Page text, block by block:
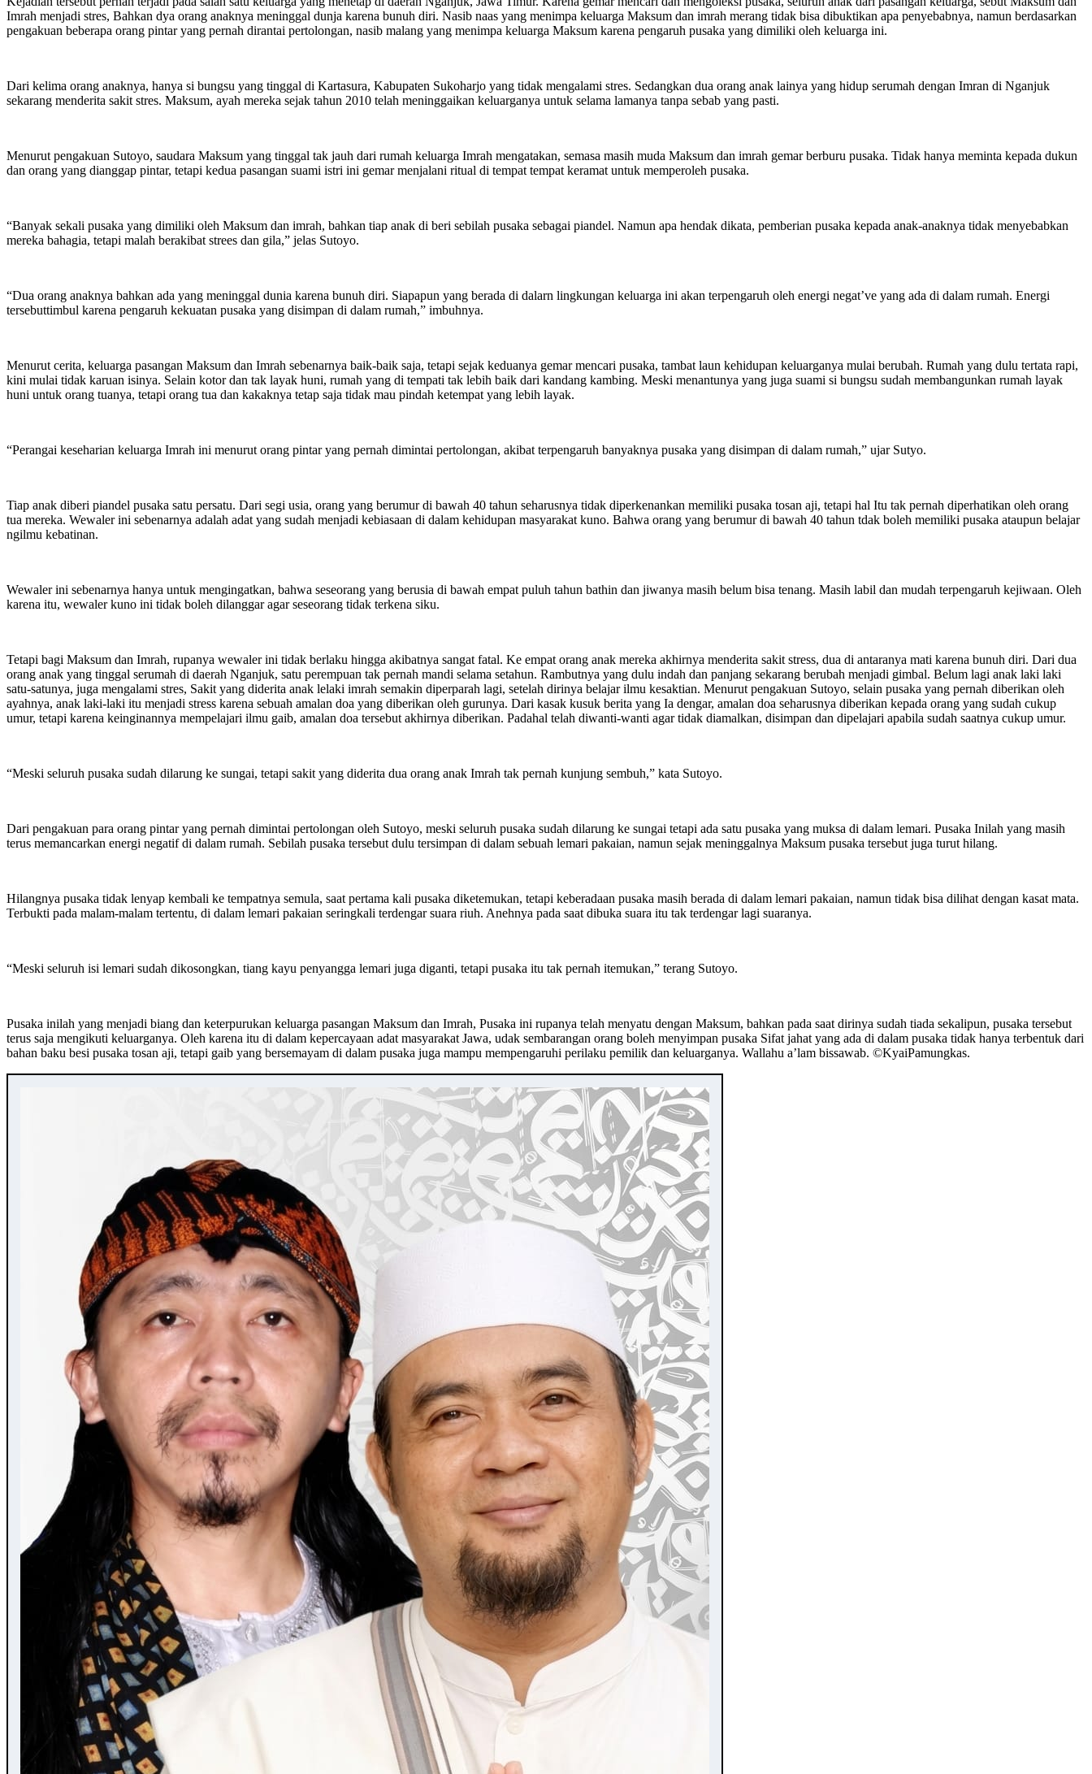
Imrah menjadi stres, Bahkan dya orang anaknya meninggal dunja karena bunuh diri. Nasib naas yang menimpa keluarga Maksum dan imrah merang tidak bisa dibuktikan apa penyebabnya, namun berdasarkan
pengakuan beberapa orang pintar yang pernah dirantai pertolongan, nasib malang yang menimpa keluarga Maksum karena pengaruh pusaka yang dimiliki oleh keluarga ini.
Dari kelima orang anaknya, hanya si bungsu yang tinggal di Kartasura, Kabupaten Sukoharjo yang tidak mengalami stres. Sedangkan dua orang anak lainya yang hidup serumah dengan Imran di Nganjuk
sekarang menderita sakit stres. Maksum, ayah mereka sejak tahun 2010 telah meninggaikan keluarganya untuk selama lamanya tanpa sebab yang pasti.
Menurut pengakuan Sutoyo, saudara Maksum yang tinggal tak jauh dari rumah keluarga Imrah mengatakan, semasa masih muda Maksum dan imrah gemar berburu pusaka. Tidak hanya meminta kepada dukun
dan orang yang dianggap pintar, tetapi kedua pasangan suami istri ini gemar menjalani ritual di tempat tempat keramat untuk memperoleh pusaka.
“Banyak sekali pusaka yang dimiliki oleh Maksum dan imrah, bahkan tiap anak di beri sebilah pusaka sebagai piandel. Namun apa hendak dikata, pemberian pusaka kepada anak-anaknya tidak menyebabkan
mereka bahagia, tetapi malah berakibat strees dan gila,” jelas Sutoyo.
“Dua orang anaknya bahkan ada yang meninggal dunia karena bunuh diri. Siapapun yang berada di dalarn lingkungan keluarga ini akan terpengaruh oleh energi negat’ve yang ada di dalam rumah. Energi
tersebuttimbul karena pengaruh kekuatan pusaka yang disimpan di dalam rumah,” imbuhnya.
Menurut cerita, keluarga pasangan Maksum dan Imrah sebenarnya baik-baik saja, tetapi sejak keduanya gemar mencari pusaka, tambat laun kehidupan keluarganya mulai berubah. Rumah yang dulu tertata rapi,
kini mulai tidak karuan isinya. Selain kotor dan tak layak huni, rumah yang di tempati tak lebih baik dari kandang kambing. Meski menantunya yang juga suami si bungsu sudah membangunkan rumah layak
huni untuk orang tuanya, tetapi orang tua dan kakaknya tetap saja tidak mau pindah ketempat yang lebih layak.
“Perangai keseharian keluarga Imrah ini menurut orang pintar yang pernah dimintai pertolongan, akibat terpengaruh banyaknya pusaka yang disimpan di dalam rumah,” ujar Sutyo.
Tiap anak diberi piandel pusaka satu persatu. Dari segi usia, orang yang berumur di bawah 40 tahun seharusnya tidak diperkenankan memiliki pusaka tosan aji, tetapi hal Itu tak pernah diperhatikan oleh orang
tua mereka. Wewaler ini sebenarnya adalah adat yang sudah menjadi kebiasaan di dalam kehidupan masyarakat kuno. Bahwa orang yang berumur di bawah 40 tahun tdak boleh memiliki pusaka ataupun belajar
ngilmu kebatinan.
Wewaler ini sebenarnya hanya untuk mengingatkan, bahwa seseorang yang berusia di bawah empat puluh tahun bathin dan jiwanya masih belum bisa tenang. Masih labil dan mudah terpengaruh kejiwaan. Oleh
karena itu, wewaler kuno ini tidak boleh dilanggar agar seseorang tidak terkena siku.
Tetapi bagi Maksum dan Imrah, rupanya wewaler ini tidak berlaku hingga akibatnya sangat fatal. Ke empat orang anak mereka akhirnya menderita sakit stress, dua di antaranya mati karena bunuh diri. Dari dua
orang anak yang tinggal serumah di daerah Nganjuk, satu perempuan tak pernah mandi selama setahun. Rambutnya yang dulu indah dan panjang sekarang berubah menjadi gimbal. Belum lagi anak laki laki
satu-satunya, juga mengalami stres, Sakit yang diderita anak lelaki imrah semakin diperparah lagi, setelah dirinya belajar ilmu kesaktian. Menurut pengakuan Sutoyo, selain pusaka yang pernah diberikan oleh
ayahnya, anak laki-laki itu menjadi stress karena sebuah amalan doa yang diberikan oleh gurunya. Dari kasak kusuk berita yang Ia dengar, amalan doa seharusnya diberikan kepada orang yang sudah cukup
umur, tetapi karena keinginannya mempelajari ilmu gaib, amalan doa tersebut akhirnya diberikan. Padahal telah diwanti-wanti agar tidak diamalkan, disimpan dan dipelajari apabila sudah saatnya cukup umur.
“Meski seluruh pusaka sudah dilarung ke sungai, tetapi sakit yang diderita dua orang anak Imrah tak pernah kunjung sembuh,” kata Sutoyo.
Dari pengakuan para orang pintar yang pernah dimintai pertolongan oleh Sutoyo, meski seluruh pusaka sudah dilarung ke sungai tetapi ada satu pusaka yang muksa di dalam lemari. Pusaka Inilah yang masih
terus memancarkan energi negatif di dalam rumah. Sebilah pusaka tersebut dulu tersimpan di dalam sebuah lemari pakaian, namun sejak meninggalnya Maksum pusaka tersebut juga turut hilang.
Hilangnya pusaka tidak lenyap kembali ke tempatnya semula, saat pertama kali pusaka diketemukan, tetapi keberadaan pusaka masih berada di dalam lemari pakaian, namun tidak bisa dilihat dengan kasat mata.
Terbukti pada malam-malam tertentu, di dalam lemari pakaian seringkali terdengar suara riuh. Anehnya pada saat dibuka suara itu tak terdengar lagi suaranya.
“Meski seluruh isi lemari sudah dikosongkan, tiang kayu penyangga lemari juga diganti, tetapi pusaka itu tak pernah itemukan,” terang Sutoyo.
Pusaka inilah yang menjadi biang dan keterpurukan keluarga pasangan Maksum dan Imrah, Pusaka ini rupanya telah menyatu dengan Maksum, bahkan pada saat dirinya sudah tiada sekalipun, pusaka tersebut
terus saja mengikuti keluarganya. Oleh karena itu di dalam kepercayaan adat masyarakat Jawa, udak sembarangan orang boleh menyimpan pusaka Sifat jahat yang ada di dalam pusaka tidak hanya terbentuk dari
bahan baku besi pusaka tosan aji, tetapi gaib yang bersemayam di dalam pusaka juga mampu mempengaruhi perilaku pemilik dan keluarganya. Wallahu a’lam bissawab. ©️KyaiPamungkas.